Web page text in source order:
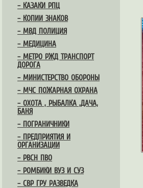
– КАЗАКИ РПЦ
– КОПИИ ЗНАКОВ
– МВД ПОЛИЦИЯ
– МЕДИЦИНА
– МЕТРО РЖД ТРАНСПОРТ
ДОРОГА
– МИНИСТЕРСТВО ОБОРОНЫ
– МЧС ПОЖАРНАЯ ОХРАНА
– ОХОТА , РЫБАЛКА ,ДАЧА,
БАНЯ
– ПОГРАНИЧНИКИ
– ПРЕДПРИЯТИЯ И
ОРГАНИЗАЦИИ
– РВСН ПВО
– РОМБИКИ ВУЗ И СУЗ
– СВР ГРУ РАЗВЕДКА